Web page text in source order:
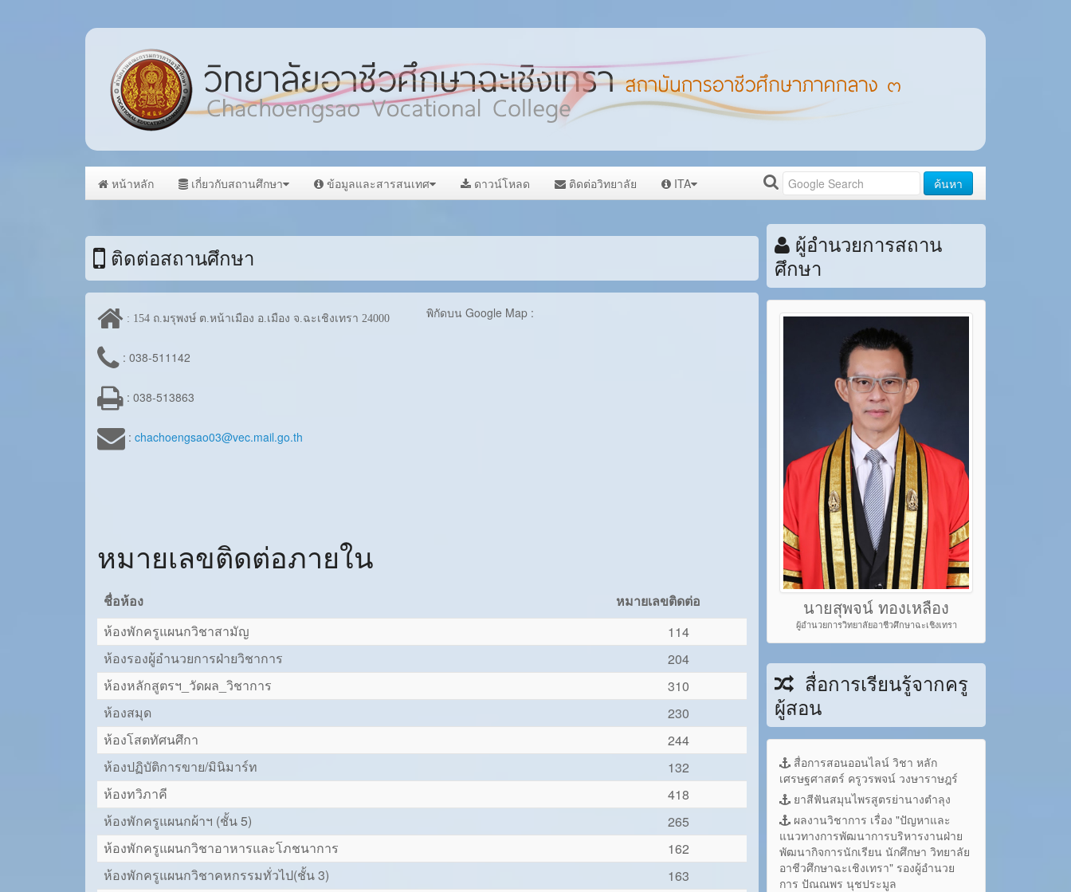
หน้าหลัก เกี่ยวกับสถานศึกษา ข้อมูลและสารสนเทศ ดาวน์โหลด ติดต่อวิทยาลัย ITA ค้นหา
ติดต่อสถานศึกษา
: 154 ถ.มรุพงษ์ ต.หน้าเมือง อ.เมือง จ.ฉะเชิงเทรา 24000
: 038-511142
: 038-513863
: chachoengsao03@vec.mail.go.th
พิกัดบน Google Map :
หมายเลขติดต่อภายใน
ชื่อห้อง
หมายเลขติดต่อ
ห้องพักครูแผนกวิชาสามัญ
114
ห้องรองผู้อำนวยการฝ่ายวิชาการ
204
ห้องหลักสูตรฯ_วัดผล_วิชาการ
310
ห้องสมุด
230
ห้องโสตทัศนศึกา
244
ห้องปฏิบัติการขาย/มินิมาร์ท
132
ห้องทวิภาคี
418
ห้องพักครูแผนกผ้าฯ (ชั้น 5)
265
ห้องพักครูแผนกวิชาอาหารและโภชนาการ
162
ห้องพักครูแผนกวิชาคหกรรมทั่วไป(ชั้น 3)
163
ผู้อำนวยการสถาน
ศึกษา
นายสุพจน์ ทองเหลือง
ผู้อำนวยการวิทยาลัยอาชีวศึกษาฉะเชิงเทรา
สื่อการเรียนรู้จากครู
ผู้สอน
สื่อการสอนออนไลน์ วิชา หลัก
เศรษฐศาสตร์ ครูวรพจน์ วงษาราษฎร์
ยาสีฟันสมุนไพรสูตรย่านางตำลุง
ผลงานวิชาการ เรื่อง "ปัญหาและ
แนวทางการพัฒนาการบริหารงานฝ่าย
พัฒนากิจการนักเรียน นักศึกษา วิทยาลัย
อาชีวศึกษาฉะเชิงเทรา" รองผู้อำนวย
การ ปัณณพร นุชประมูล